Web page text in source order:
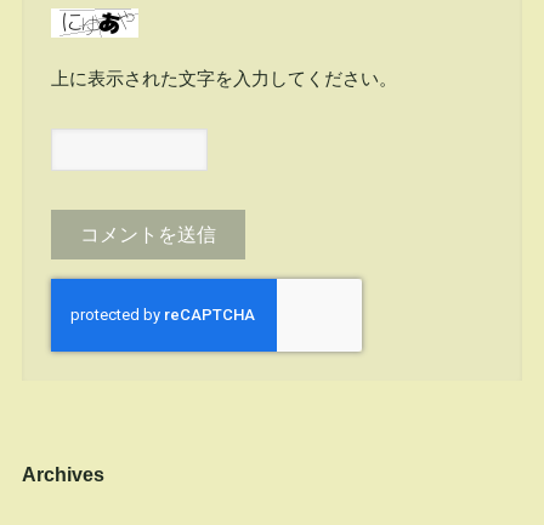
上に表示された文字を入力してください。
Archives